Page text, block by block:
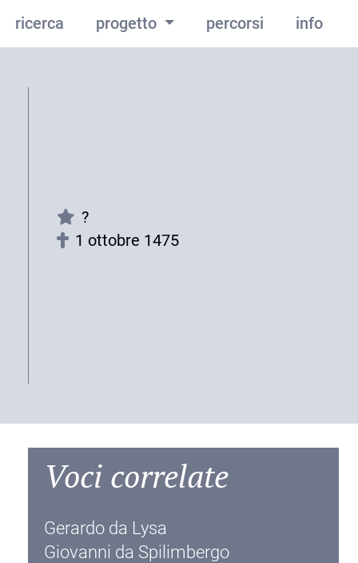
ricerca progetto percorsi info
?
1 ottobre 1475
Voci correlate
Gerardo da Lysa
Giovanni da Spilimbergo